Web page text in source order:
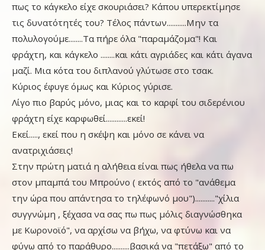
πως το κάγκελο είχε σκουριάσει? Κάπου υπερεκτίμησε
τις δυνατότητές του? Τέλος πάντων...........Μην τα
πολυλογούμε........Τα πήρε όλα "παραμάζομα"! Και
φράχτη, και κάγκελο ........και κάτι αγριάδες και κάτι άγανα
μαζί. Μια κότα του διπλανού γλύτωσε στο τσακ.
Κύριος έφυγε όμως και Κύριος γύρισε.
Λίγο πιο βαρύς μόνο, μιας και το καρφί του σιδερένιου
φράχτη είχε καρφωθεί............εκεί!
Εκεί....., εκεί που η σκέψη και μόνο σε κάνει να
ανατριχιάσεις!
Στην πρώτη ματιά η αλήθεια είναι πως ήθελα να πω
στον μπαμπά του Μπρούνο ( εκτός από το "ανάθεμα
την ώρα που απάντησα το τηλέφωνό μου")..........."χίλια
συγγνώμη , ξέχασα να σας πω πως μόλις διαγνώσθηκα
με Κωρονοϊό", να αρχίσω να βήχω, να φτύνω και να
φύγω από το παράθυρο..........βασικά να "πετάξω" από το